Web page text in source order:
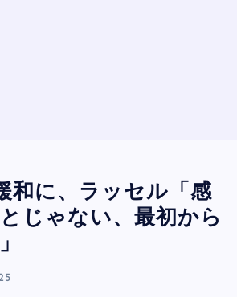
和に、ラッセル「感
じゃない、最初から